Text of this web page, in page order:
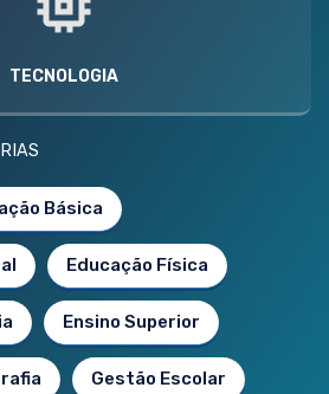
TECNOLOGIA
Básica
Educação Física
Ensino Superior
Gestão Escolar